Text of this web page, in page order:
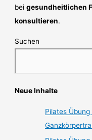
beigesundheitlichen
konsultieren.
Suchen
Neue Inhalte
Pilates